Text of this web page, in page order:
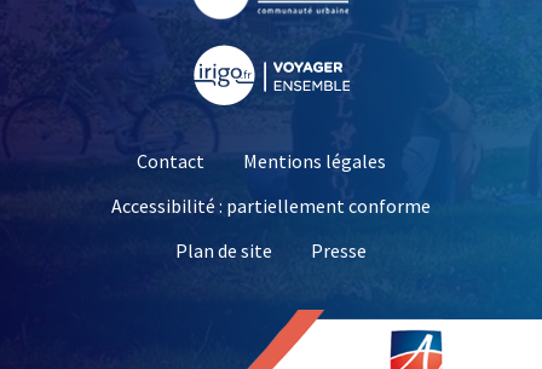
Contact
Mentions légales
Accessibilité : partiellement conforme
Plan de site
Presse